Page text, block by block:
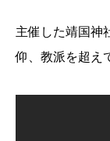
主催した靖国神
仰、教派を超え